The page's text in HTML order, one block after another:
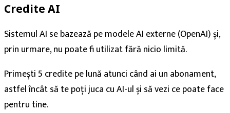
Credite AI
Sistemul AI se bazează pe modele AI externe (OpenAI) și,
prin urmare, nu poate fi utilizat fără nicio limită.
Primești 5 credite pe lună atunci când ai un abonament,
astfel încât să te poți juca cu AI-ul și să vezi ce poate face
pentru tine.